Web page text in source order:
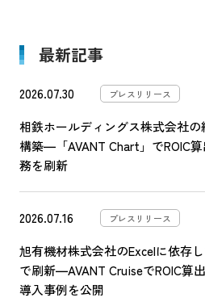
最新記事
2026.07.30 プレスリリース
相鉄ホールディングス株式会社
構築―「AVANT Chart」でROIC
務を刷新
2026.07.16 プレスリリース
旭有機材株式会社のExcelに依存
で刷新―AVANT CruiseでROIC算
導入事例を公開